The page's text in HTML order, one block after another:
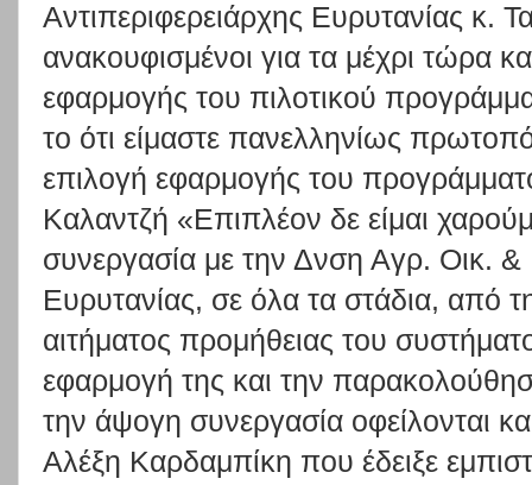
Αντιπεριφερειάρχης Ευρυτανίας κ.
ανακουφισμένοι για τα μέχρι τώρα
εφαρμογής του πιλοτικού
το ότι είμαστε πανελληνίως
επιλογή εφαρμογής του
Καλαντζή «Επιπλέον δε είμαι
συνεργασία με την Δνση Αγρ. Οικ. &
Ευρυτανίας, σε όλα τα στάδια, από
αιτήματος προμήθειας του
εφαρμογή της και την
την άψογη συνεργασία οφείλονται
Αλέξη Καρδαμπίκη που έδειξε